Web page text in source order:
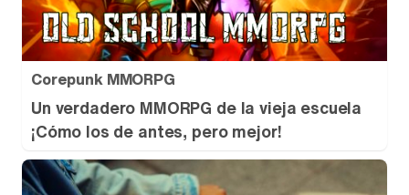
Corepunk MMORPG
Un verdadero MMORPG de la vieja escuela
¡Cómo los de antes, pero mejor!